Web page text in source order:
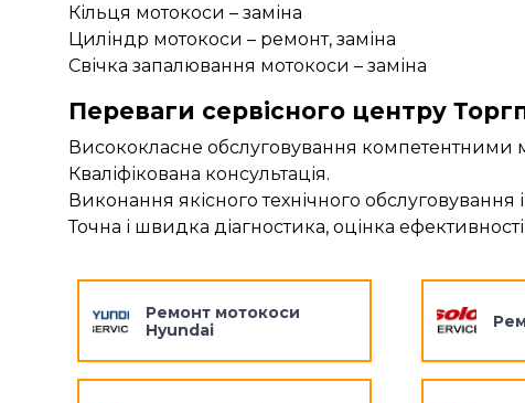
Кільця мотокоси – заміна
Циліндр мотокоси – ремонт, заміна
Свічка запалювання мотокоси – заміна
Переваги сервісного центру
Висококласне обслуговування компетентними
Кваліфікована консультація.
Виконання якісного технічного обслуговування
Точна і швидка діагностика, оцінка
Ремонт мотокоси
Hyundai